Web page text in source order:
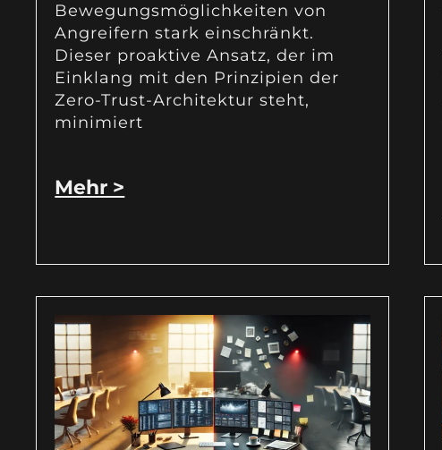
Bewegungsmöglichkeiten von
Angreifern stark einschränkt.
Dieser proaktive Ansatz, der im
Einklang mit den Prinzipien der
Zero-Trust-Architektur steht,
minimiert
Mehr >